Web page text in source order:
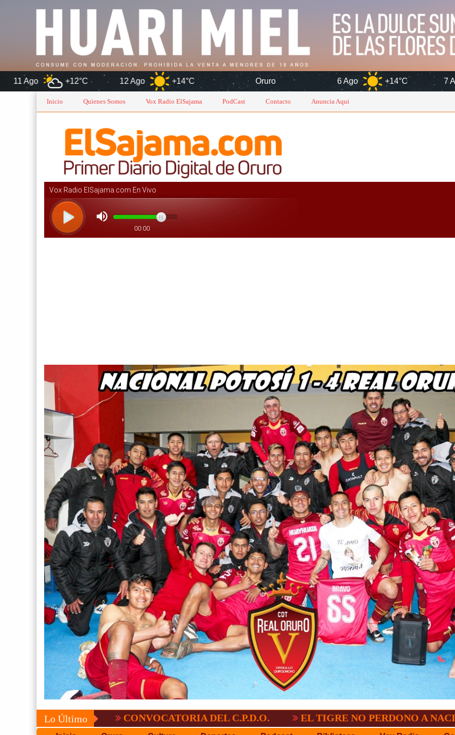
+12°C 12 Ago +14°C Oruro 6 Ago +14°C 7 Ago +14°C
Inicio Quienes Somos Vox Radio ElSajama PodCast Contacto Anuncia Aqui
Lo ÚltimoCONVOCATORIA DEL C.P.D.O. EL TIGRE NO PERDONO A NACIONAL:2-3